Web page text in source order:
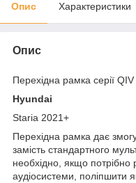
Опис Характеристики
Опис
Перехідна рамка серії
Hyundai
Staria 2021+
Перехідна рамка дає
замість стандартного
необхідно, якщо потрібно
аудіосистеми, поліпшити